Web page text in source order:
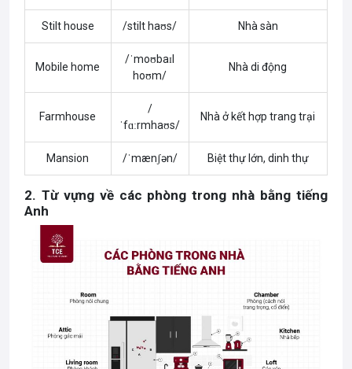
Stilt house /stilt haʊs/ Nhà sàn
Mobile home
/ˈmoʊbaɪl
hoʊm/
Nhà di động
Farmhouse
/
ˈfɑːrmhaʊs/
Nhà ở kết hợp trang trại
Mansion /ˈmænʃən/ Biệt thự lớn, dinh thự
2. Từ vựng về các phòng trong nhà bằng tiếng
Anh